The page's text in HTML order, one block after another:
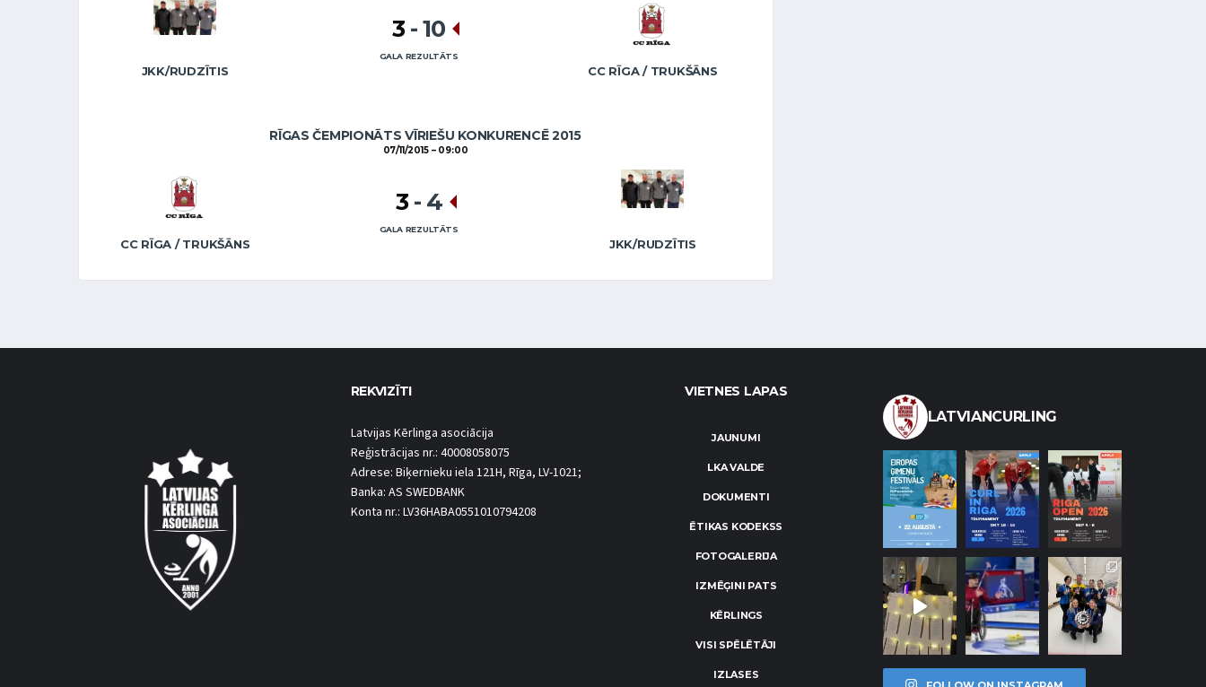
JKK/RUDZĪTIS CC RĪGA / TRUKŠĀNS
3 -10
GALA REZULTĀTS
RĪGAS ČEMPIONĀTS VĪRIEŠU KONKURENCĒ 2015
07/11/2015 09:00
CC RĪGA / TRUKŠĀNS JKK/RUDZĪTIS
3 - 4
GALA REZULTĀTS
REKVIZĪTI
Latvijas Kērlinga asociācija
Reģistrācijas nr.: 40008058075
Adrese: Biķernieku iela 121H, Rīga, LV-1021;
Banka: AS SWEDBANK
Konta nr.: LV36HABA0551010794208
VIETNES LAPAS
JAUNUMI
LKA VALDE
DOKUMENTI
ĒTIKAS KODEKSS
FOTOGALERIJA
IZMĒĢINI PATS
KĒRLINGS
VISI SPĒLĒTĀJI
IZLASES
LATVIANCURLING